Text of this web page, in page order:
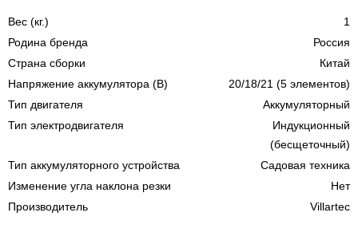
Вес (кг.)
1
Родина бренда
Россия
Страна сборки
Китай
Напряжение аккумулятора (В)
20/18/21 (5 элементов)
Тип двигателя
Аккумуляторный
Тип электродвигателя
Индукционный
(бесщеточный)
Тип аккумуляторного устройства
Садовая техника
Изменение угла наклона резки
Нет
Производитель
Villartec